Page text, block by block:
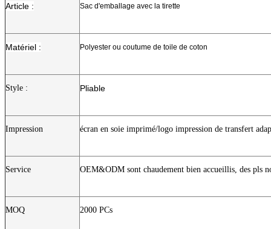
Article : Sac d'emballage avec la tirette
Matériel : Polyester ou coutume de toile de coton
Style : Pliable
Impression écran en soie imprimé/logo impression de transfert
Service OEM&ODM sont chaudement bien accueillis, des pls
MOQ 2000 PCs